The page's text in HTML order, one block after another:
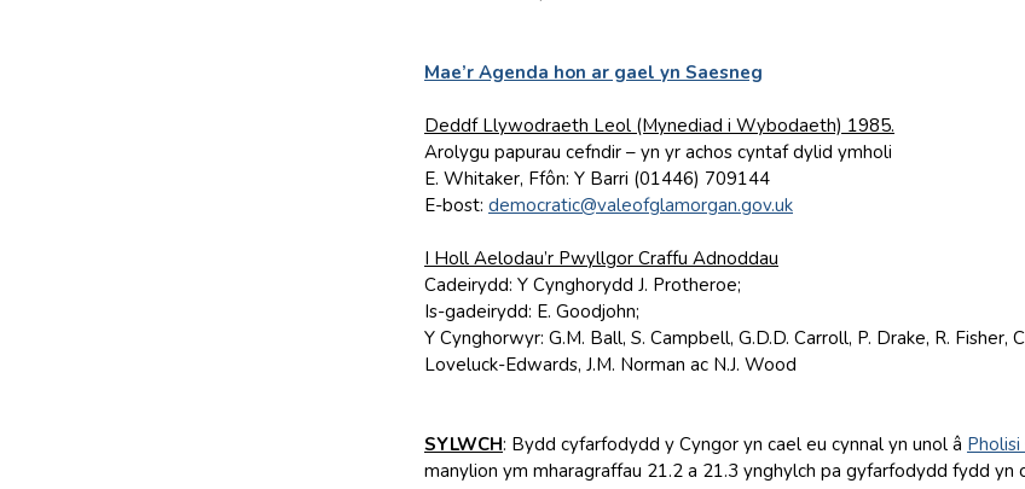
Mae’r Agenda hon ar gael yn Saesneg
Deddf Llywodraeth Leol (Mynediad i Wybodaeth) 1985.
Arolygu papurau cefndir – yn yr achos cyntaf dylid ymholi
E. Whitaker, Ffôn: Y Barri (01446) 709144
E-bost: democratic@valeofglamorgan.gov.uk
I Holl Aelodau’r Pwyllgor Craffu Adnoddau
Cadeirydd: Y Cynghorydd J. Protheroe;
Is-gadeirydd: E. Goodjohn;
Y Cynghorwyr: G.M. Ball, S. Campbell, G.D.D. Carroll, P. Drake, R. Fisher,
Loveluck-Edwards, J.M. Norman ac N.J. Wood
SYLWCH: Bydd cyfarfodydd y Cyngor yn cael eu cynnal yn unol â
manylion ym mharagraffau 21.2 a 21.3 ynghylch pa gyfarfodydd fydd yn